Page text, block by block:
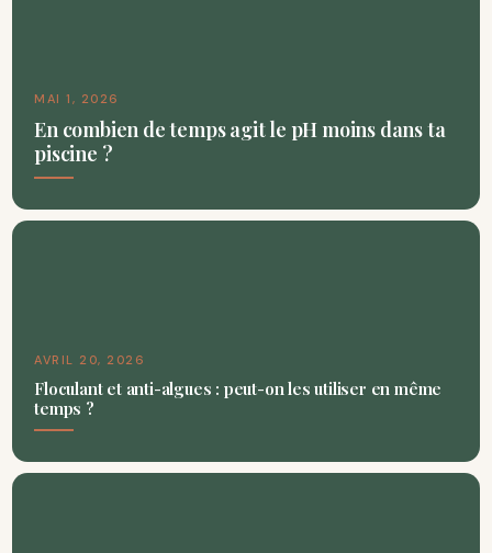
MAI 1, 2026
En combien de temps agit le pH moins dans ta
piscine ?
AVRIL 20, 2026
Floculant et anti-algues : peut-on les utiliser en même
temps ?